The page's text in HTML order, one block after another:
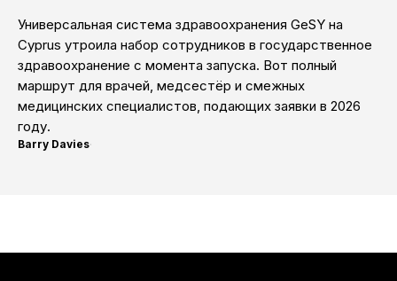
Универсальная система здравоохранения GeSY на
Cyprus утроила набор сотрудников в государственное
здравоохранение с момента запуска. Вот полный
маршрут для врачей, медсестёр и смежных
медицинских специалистов, подающих заявки в 2026
году.
Barry Davies·